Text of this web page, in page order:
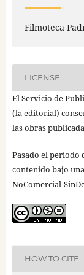
Filmoteca
LICENSE
El Servicio de
(la editorial)
las obras
Pasado el
contenido bajo una
NoComercial-
HOW TO CITE